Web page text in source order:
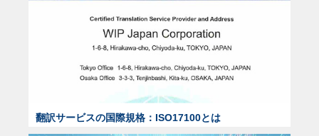
翻訳サービスの国際規格：ISO17100とは